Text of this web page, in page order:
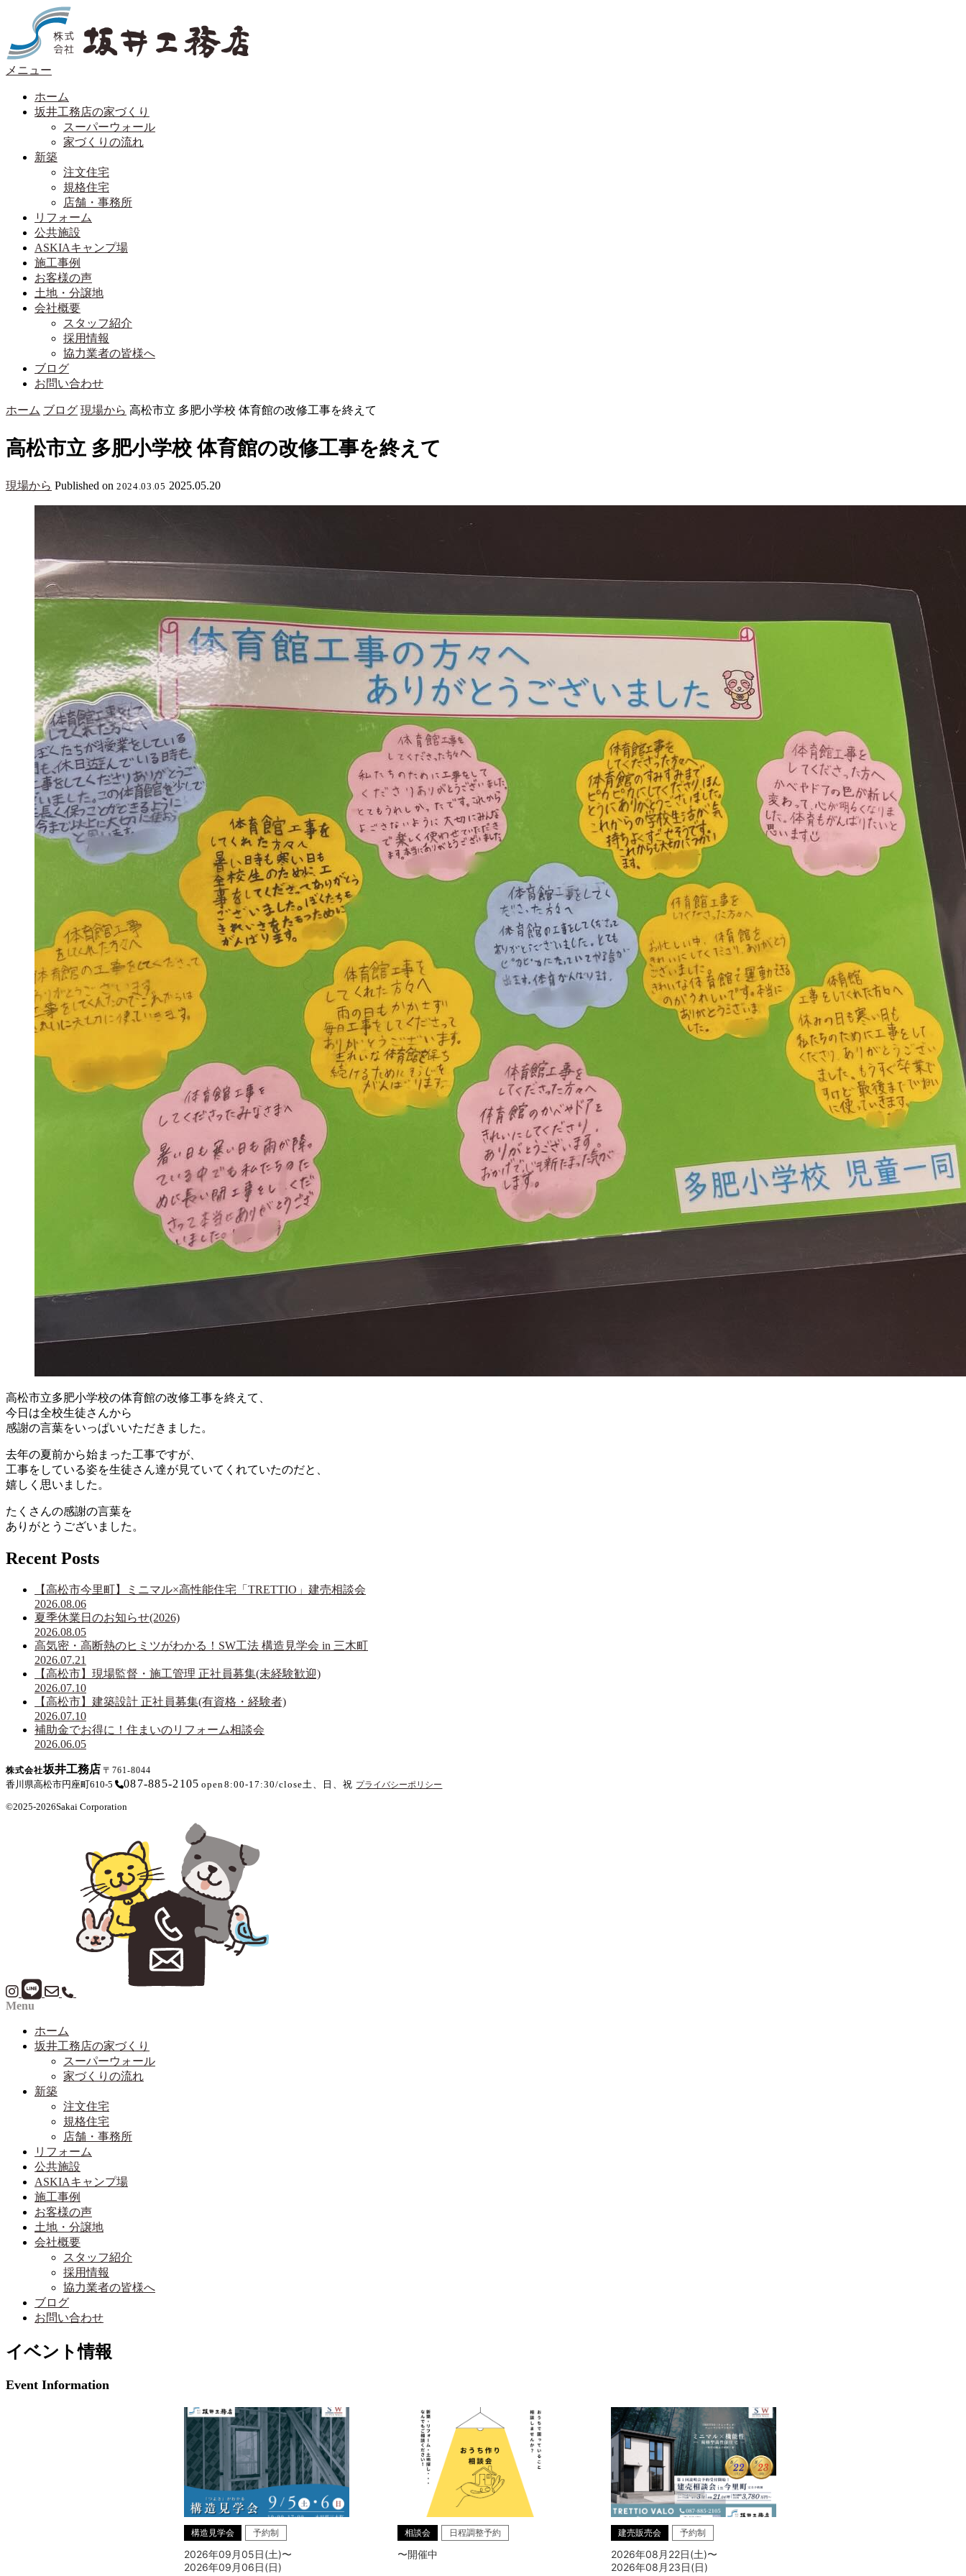
テ
ン
ツ
メニュー
ホーム
坂井工務店の家づくり
スーパーウォール
家づくりの流れ
新築
注文住宅
規格住宅
店舗・事務所
リフォーム
公共施設
ASKIAキャンプ場
施工事例
お客様の声
土地・分譲地
会社概要
スタッフ紹介
採用情報
協力業者の皆様へ
ブログ
お問い合わせ
ホーム ブログ 現場から 高松市立 多肥小学校 体育館の改修工事を終えて
高松市立 多肥小学校 体育館の改修工事を終えて
現場から Published on 2024.03.05 2025.05.20
高松市立多肥小学校の体育館の改修工事を終えて、
今日は全校生徒さんから
感謝の言葉をいっぱいいただきました。
去年の夏前から始まった工事ですが、
工事をしている姿を生徒さん達が見ていてくれていたのだと、
嬉しく思いました。
たくさんの感謝の言葉を
ありがとうございました。
Recent Posts
【高松市今里町】ミニマル×高性能住宅「TRETTIO」建売相談会
2026.08.06
夏季休業日のお知らせ(2026)
2026.08.05
高気密・高断熱のヒミツがわかる！SW工法 構造見学会 in 三木町
2026.07.21
【高松市】現場監督・施工管理 正社員募集(未経験歓迎)
2026.07.10
【高松市】建築設計 正社員募集(有資格・経験者)
2026.07.10
補助金でお得に！住まいのリフォーム相談会
2026.06.05
株式会社坂井工務店 〒761-8044
香川県高松市円座町610-5 087-885-2105 open8:00-17:30/close土、日、祝 プライバシーポリシー
©2025-2026Sakai Corporation
Menu
ホーム
坂井工務店の家づくり
スーパーウォール
家づくりの流れ
新築
注文住宅
規格住宅
店舗・事務所
リフォーム
公共施設
ASKIAキャンプ場
施工事例
お客様の声
土地・分譲地
会社概要
スタッフ紹介
採用情報
協力業者の皆様へ
ブログ
お問い合わせ
イベント情報
Event Information
構造見学会 予約制
2026年09月05日(土)〜
2026年09月06日(日)
相談会 日程調整予約
〜開催中
建売販売会 予約制
2026年08月22日(土)〜
2026年08月23日(日)